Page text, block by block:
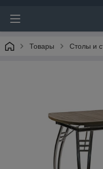
Товары Столы и